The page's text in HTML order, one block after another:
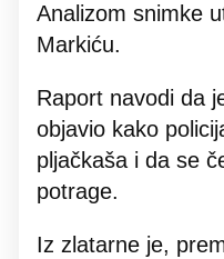
Analizom snimke
Markiću.
Raport navodi da
objavio kako
pljačkaša i da se
potrage.
Iz zlatarne je,